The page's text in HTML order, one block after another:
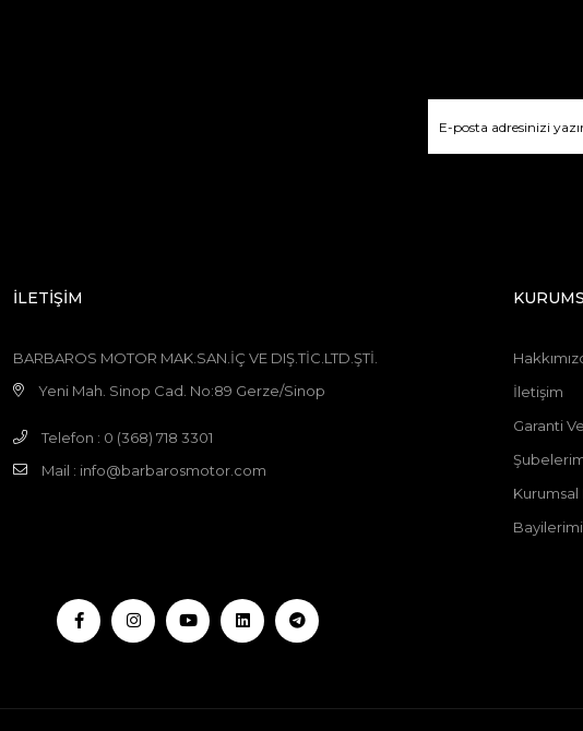
İLETİŞİM
BARBAROS MOTOR MAK.SAN.İÇ VE DIŞ.TİC.LTD.ŞTİ.
Yeni Mah. Sinop Cad. No:89 Gerze/Sinop
Telefon : 0 (368) 718 3301
Mail : info@barbarosmotor.com
İletişim
Garanti